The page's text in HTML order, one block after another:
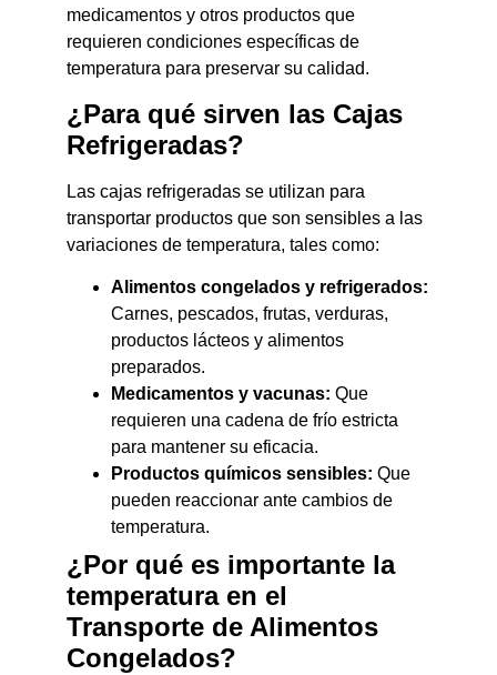
medicamentos y otros productos que
requieren condiciones específicas de
temperatura para preservar su calidad.
¿Para qué sirven las Cajas
Refrigeradas?
Las cajas refrigeradas se utilizan para
transportar productos que son sensibles a las
variaciones de temperatura, tales como:
Alimentos congelados y refrigerados:
Carnes, pescados, frutas, verduras,
productos lácteos y alimentos
preparados.
Medicamentos y vacunas: Que
requieren una cadena de frío estricta
para mantener su eficacia.
Productos químicos sensibles: Que
pueden reaccionar ante cambios de
temperatura.
¿Por qué es importante la
temperatura en el
Transporte de Alimentos
Congelados?